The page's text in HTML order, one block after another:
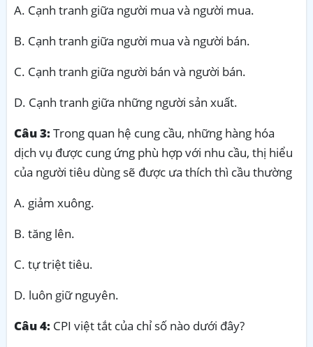
A. Cạnh tranh giữa người mua và người mua.
B. Cạnh tranh giữa người mua và người bán.
C. Cạnh tranh giữa người bán và người bán.
D. Cạnh tranh giữa những người sản xuất.
Câu 3:Trong quan hệ cung cầu, những hàng hóa
dịch vụ được cung ứng phù hợp với nhu cầu, thị hiểu
của người tiêu dùng sẽ được ưa thích thì cầu thường
A. giảm xuông.
B. tăng lên.
C. tự triệt tiêu.
D. luôn giữ nguyên.
Câu 4: CPI việt tắt của chỉ số nào dưới đây?